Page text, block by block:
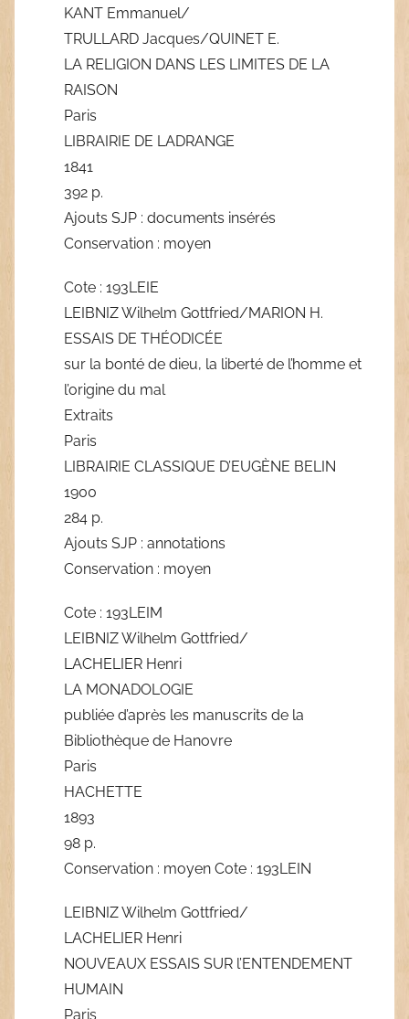
KANT Emmanuel/
TRULLARD Jacques/QUINET E.
LA RELIGION DANS LES LIMITES DE LA
RAISON
Paris
LIBRAIRIE DE LADRANGE
1841
392 p.
Ajouts SJP : documents insérés
Conservation : moyen
Cote : 193LEIE
LEIBNIZ Wilhelm Gottfried/MARION H.
ESSAIS DE THÉODICÉE
sur la bonté de dieu, la liberté de l’homme et
l’origine du mal
Extraits
Paris
LIBRAIRIE CLASSIQUE D’EUGÈNE BELIN
1900
284 p.
Ajouts SJP : annotations
Conservation : moyen
Cote : 193LEIM
LEIBNIZ Wilhelm Gottfried/
LACHELIER Henri
LA MONADOLOGIE
publiée d’après les manuscrits de la
Bibliothèque de Hanovre
Paris
HACHETTE
1893
98 p.
Conservation : moyen Cote : 193LEIN
LEIBNIZ Wilhelm Gottfried/
LACHELIER Henri
NOUVEAUX ESSAIS SUR l’ENTENDEMENT
HUMAIN
Paris